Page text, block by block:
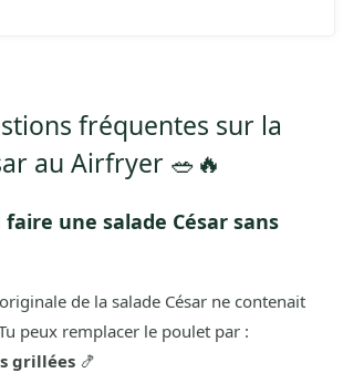
fréquentes sur la
au Airfryer 🥗🔥
faire une salade César sans
de la salade César ne contenait
peux remplacer le poulet par :
grillées 🍤